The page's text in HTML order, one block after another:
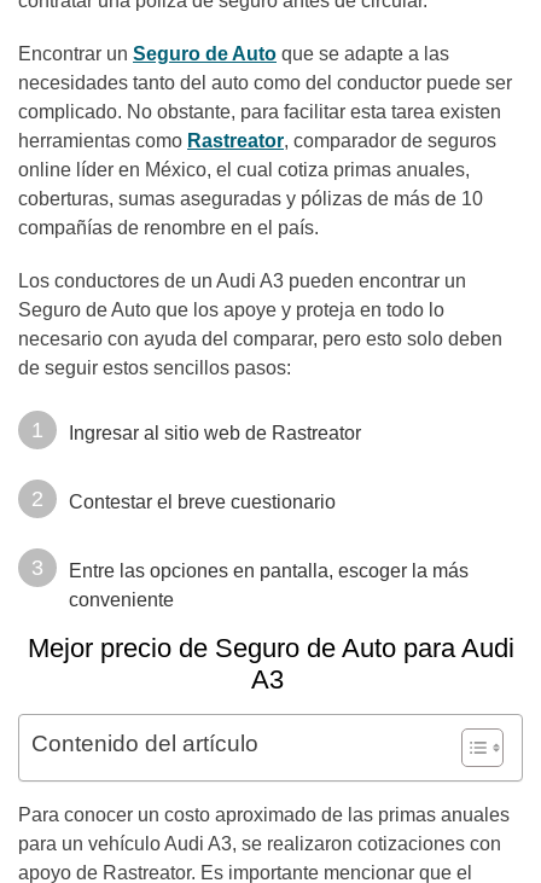
Encontrar un Seguro de Auto que se adapte a las
necesidades tanto del auto como del conductor puede ser
complicado. No obstante, para facilitar esta tarea existen
herramientas como Rastreator, comparador de seguros
online líder en México, el cual cotiza primas anuales,
coberturas, sumas aseguradas y pólizas de más de 10
compañías de renombre en el país.
Los conductores de un Audi A3 pueden encontrar un
Seguro de Auto que los apoye y proteja en todo lo
necesario con ayuda del comparar, pero esto solo deben
de seguir estos sencillos pasos:
Ingresar al sitio web de Rastreator
Contestar el breve cuestionario
Entre las opciones en pantalla, escoger la más
conveniente
Mejor precio de Seguro de Auto para Audi
A3
Contenido del artículo
Para conocer un costo aproximado de las primas anuales
para un vehículo Audi A3, se realizaron cotizaciones con
apoyo de Rastreator. Es importante mencionar que el